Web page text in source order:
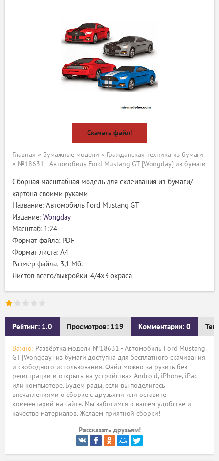
Скачать файл!
Главная » Бумажные модели » Гражданская техника из бумаги
» №18631 - Автомобиль Ford Mustang GT [Wongday] из бумаги
Сборная масштабная модель для склеивания из бумаги/
картона своими руками
Название: Автомобиль Ford Mustang GT
Издание: Wongday
Масштаб: 1:24
Формат файла: PDF
Формат листа: А4
Размер файла: 3,1 Мб.
Листов всего/выкройки: 4/4х3 окраса
Рейтинг: 1.0 Просмотров: 119 Комментарии: 0
Важно: Развёртка модели №18631 - Автомобиль Ford Mustang
GT [Wongday] из бумаги доступна для бесплатного скачивания
и свободного использования. Файл можно загрузить без
регистрации и открыть на устройствах Android, iPhone, iPad
или компьютере. Будем рады, если вы поделитесь
впечатлениями о сборке с друзьями или оставите
комментарий на сайте. Мы заботимся о вашем удобстве и
качестве материалов. Желаем приятной сборки!
Рассказать друзьям!